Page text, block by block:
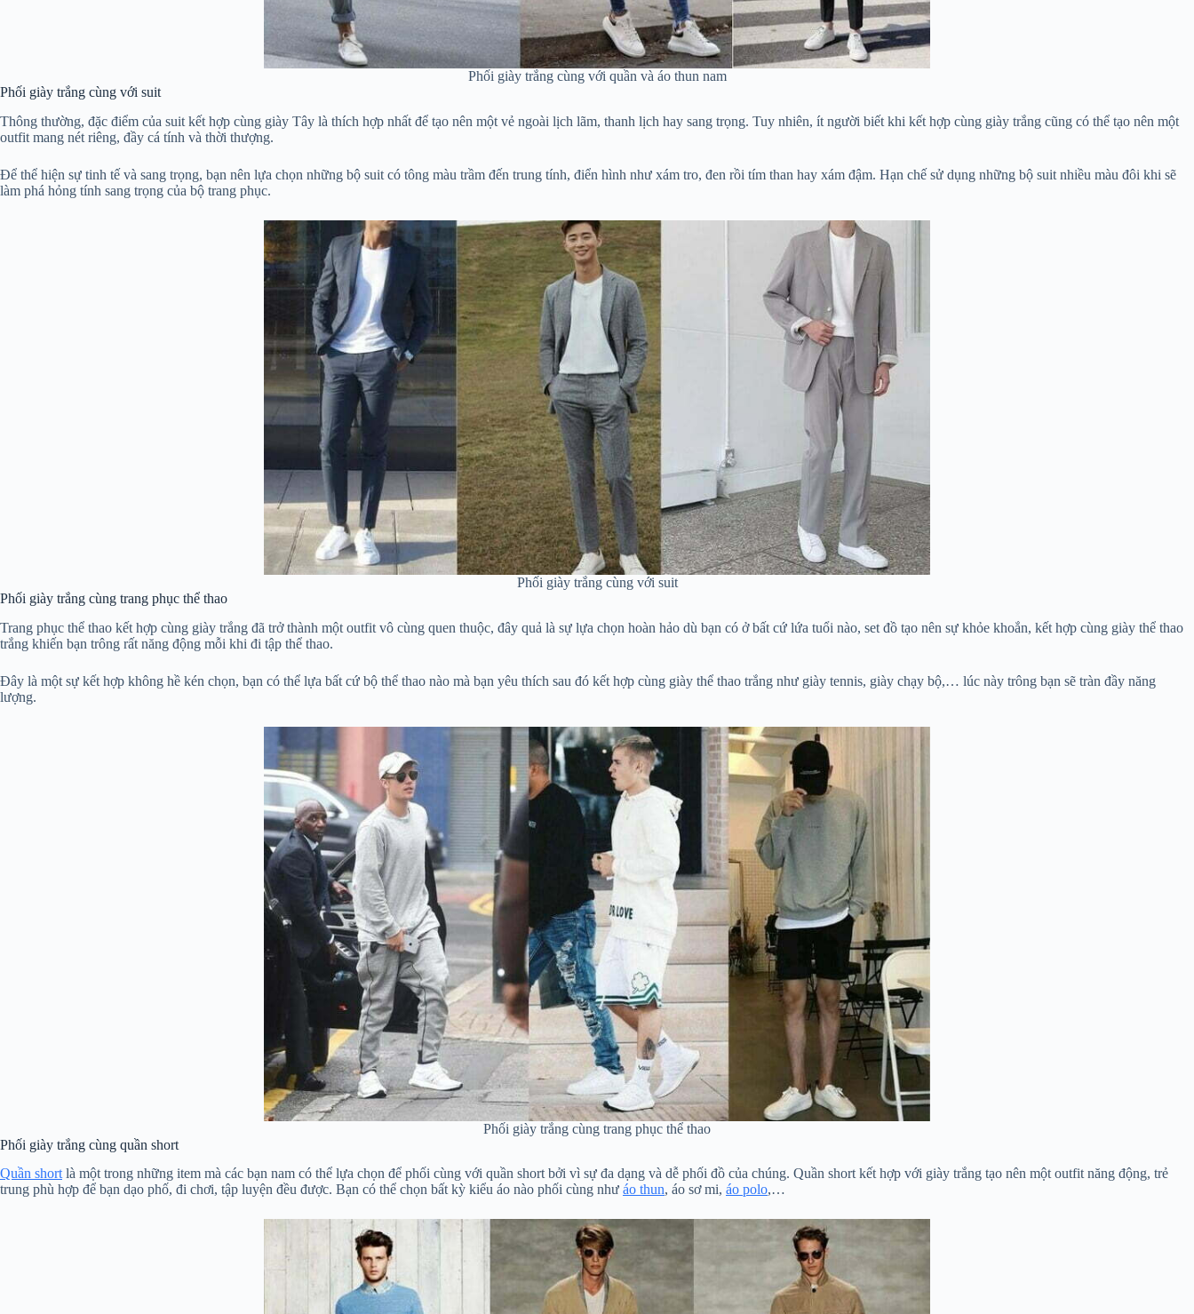
Phối giày trắng cùng với quần và áo thun nam
Phối giày trắng cùng với suit
Thông thường, đặc điểm của suit kết hợp cùng giày Tây là thích hợp nhất để tạo nên một vẻ ngoài lịch lãm, thanh lịch hay sang trọng. Tuy nhiên, ít người biết khi kết hợp cùng giày trắng cũng có thể tạo nên một
outfit mang nét riêng, đầy cá tính và thời thượng.
Để thể hiện sự tinh tế và sang trọng, bạn nên lựa chọn những bộ suit có tông màu trầm đến trung tính, điển hình như xám tro, đen rồi tím than hay xám đậm. Hạn chế sử dụng những bộ suit nhiều màu đôi khi sẽ
làm phá hỏng tính sang trọng của bộ trang phục.
Phối giày trắng cùng với suit
Phối giày trắng cùng trang phục thể thao
Trang phục thể thao kết hợp cùng giày trắng đã trở thành một outfit vô cùng quen thuộc, đây quả là sự lựa chọn hoàn hảo dù bạn có ở bất cứ lứa tuổi nào, set đồ tạo nên sự khỏe khoắn, kết hợp cùng giày thể thao
trắng khiến bạn trông rất năng động mỗi khi đi tập thể thao.
Đây là một sự kết hợp không hề kén chọn, bạn có thể lựa bất cứ bộ thể thao nào mà bạn yêu thích sau đó kết hợp cùng giày thể thao trắng như giày tennis, giày chạy bộ,… lúc này trông bạn sẽ tràn đầy năng
lượng.
Phối giày trắng cùng trang phục thể thao
Phối giày trắng cùng quần short
Quần short là một trong những item mà các bạn nam có thể lựa chọn để phối cùng với quần short bởi vì sự đa dạng và dễ phối đồ của chúng. Quần short kết hợp với giày trắng tạo nên một outfit năng động, trẻ
trung phù hợp để bạn dạo phố, đi chơi, tập luyện đều được. Bạn có thể chọn bất kỳ kiểu áo nào phối cùng như áo thun, áo sơ mi, áo polo,…